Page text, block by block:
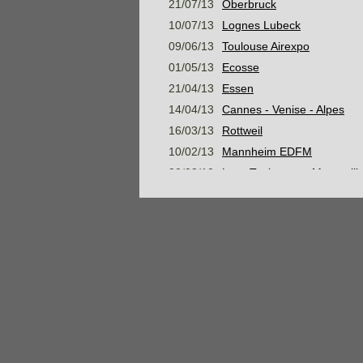
21/07/13
Oberbruck
10/07/13
Lognes Lubeck
09/06/13
Toulouse Airexpo
01/05/13
Ecosse
21/04/13
Essen
14/04/13
Cannes - Venise - Alpes
16/03/13
Rottweil
10/02/13
Mannheim EDFM
30/08/12
Lyon Toulouse et Montpellier